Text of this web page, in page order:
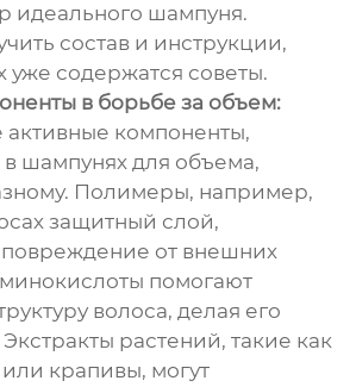
идеального шампуня.
состав и инструкции,
уже содержатся советы.
в борьбе за объем:
активные компоненты,
шампунях для объема,
Полимеры, например,
защитный слой,
от внешних
помогают
волоса, делая его
растений, такие как
крапивы, могут